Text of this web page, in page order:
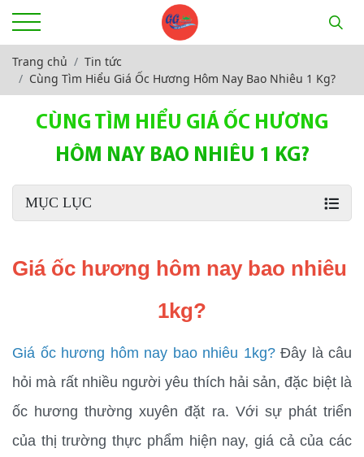
Trang chủ
Tin tức
Cùng Tìm Hiểu Giá Ốc Hương Hôm Nay Bao Nhiêu 1 Kg?
CÙNG TÌM HIỂU GIÁ ỐC HƯƠNG
HÔM NAY BAO NHIÊU 1 KG?
MỤC LỤC
Giá ốc hương hôm nay bao nhiêu
1kg?
Giá ốc hương hôm nay bao nhiêu 1kg? Đây là câu
hỏi mà rất nhiều người yêu thích hải sản, đặc biệt là
ốc hương thường xuyên đặt ra. Với sự phát triển
của thị trường thực phẩm hiện nay, giá cả của các